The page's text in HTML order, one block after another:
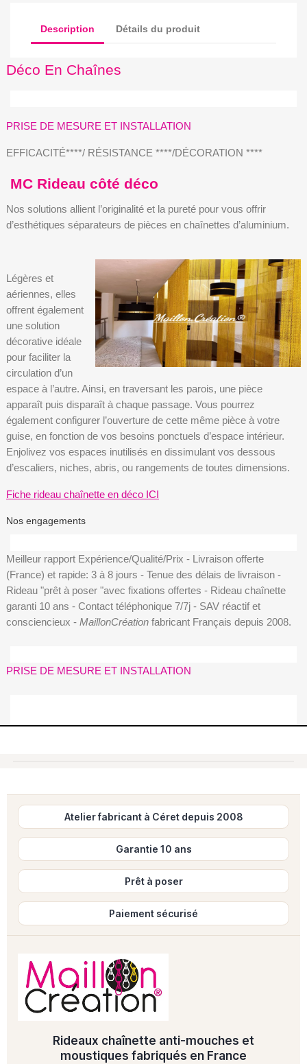
Description Détails du produit
Déco En Chaînes
PRISE DE MESURE ET INSTALLATION
EFFICACITÉ****/ RÉSISTANCE ****/DÉCORATION ****
MC Rideau côté déco
Nos solutions allient l’originalité et la pureté pour vous offrir
d’esthétiques séparateurs de pièces en chaînettes d’aluminium.
Légères et
aériennes, elles
offrent également
une solution
décorative idéale
pour faciliter la
circulation d’un
espace à l’autre. Ainsi, en traversant les parois, une pièce
apparaît puis disparaît à chaque passage. Vous pourrez
également configurer l’ouverture de cette même pièce à votre
guise, en fonction de vos besoins ponctuels d’espace intérieur.
Enjolivez vos espaces inutilisés en dissimulant vos dessous
d’escaliers, niches, abris, ou rangements de toutes dimensions.
Fiche rideau chaînette en déco ICI
Nos engagements
Meilleur rapport Expérience/Qualité/Prix - Livraison offerte
(France) et rapide: 3 à 8 jours - Tenue des délais de livraison -
Rideau "prêt à poser "avec fixations offertes - Rideau chaînette
garanti 10 ans - Contact téléphonique 7/7j - SAV réactif et
consciencieux - MaillonCréation fabricant Français depuis 2008.
PRISE DE MESURE ET INSTALLATION
Atelier fabricant à Céret depuis 2008
Garantie 10 ans
Prêt à poser
Paiement sécurisé
Rideaux chaînette anti-mouches et
moustiques fabriqués en France